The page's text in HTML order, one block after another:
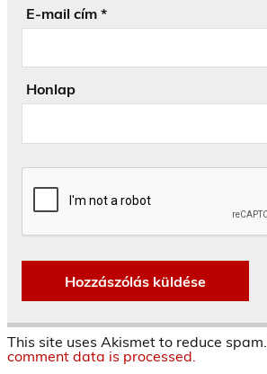
E-mail cím *
Honlap
This site uses Akismet to reduce spam.
comment data is processed.